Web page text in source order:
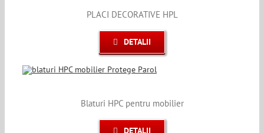
PLACI DECORATIVE HPL
DETALII
Blaturi HPC pentru mobilier
DETALII